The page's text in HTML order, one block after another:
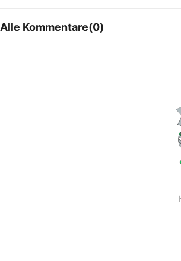
Alle Kommentare(0)